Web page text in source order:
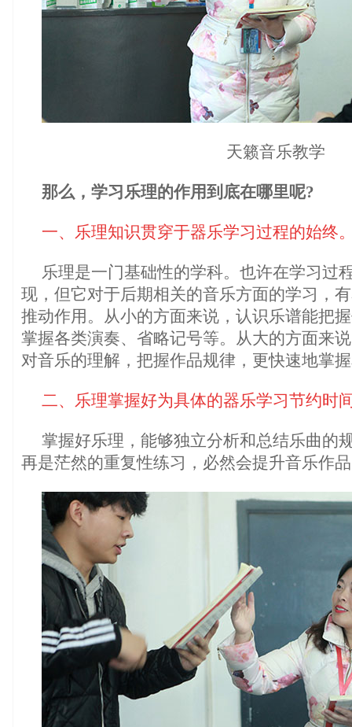
天籁音乐教学
那么，学习乐理的作用到底在哪里呢?
一、乐理知识贯穿于器乐学习过程的始终
乐理是一门基础性的学科。也许在学习过
现，但它对于后期相关的音乐方面的学习，
推动作用。从小的方面来说，认识乐谱能把
掌握各类演奏、省略记号等。从大的方面来
对音乐的理解，把握作品规律，更快速地掌
二、乐理掌握好为具体的器乐学习节约时
掌握好乐理，能够独立分析和总结乐曲的
再是茫然的重复性练习，必然会提升音乐作